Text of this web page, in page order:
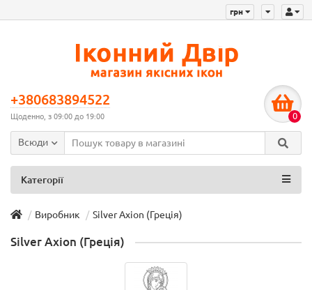
грн
+380683894522
Щоденно, з 09:00 до 19:00 0
Всюди
Категорії
Виробник Silver Axion (Греція)
Silver Axion (Греція)